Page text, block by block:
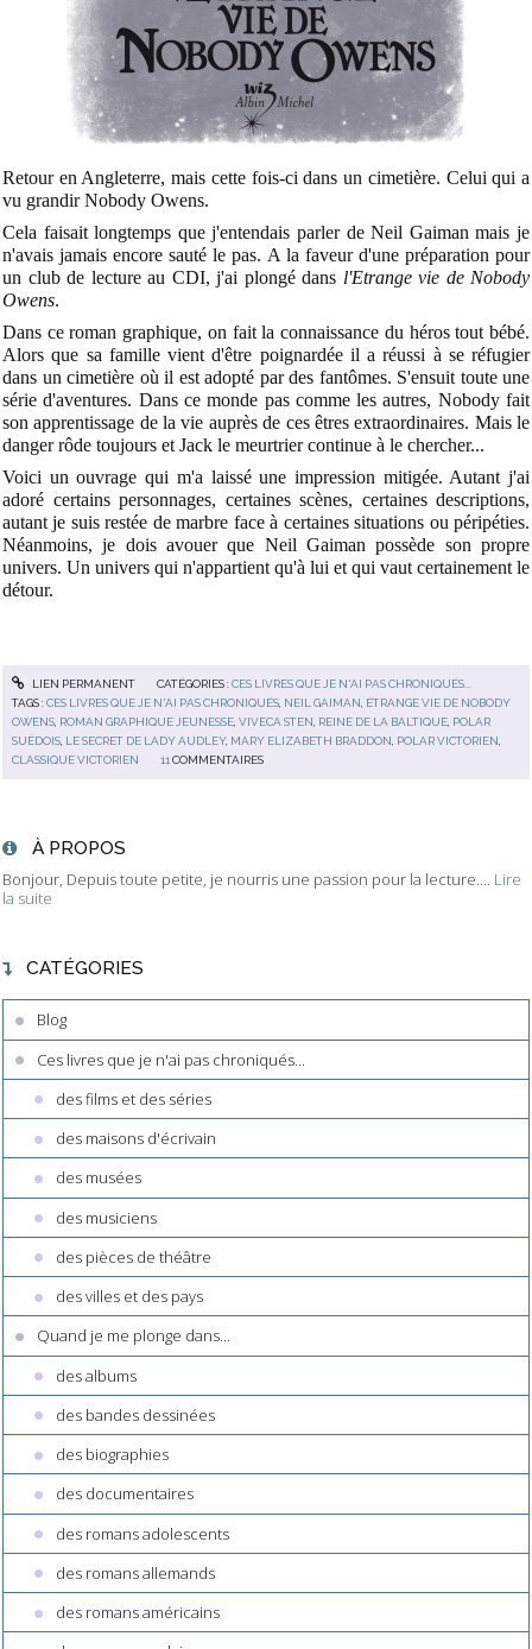
Retour en Angleterre, mais cette fois-ci dans un cimetière. Celui qui a
vu grandir Nobody Owens.
Cela faisait longtemps que j'entendais parler de Neil Gaiman mais je
n'avais jamais encore sauté le pas. A la faveur d'une préparation pour
un club de lecture au CDI, j'ai plongé dans l'Etrange vie de Nobody
Owens.
Dans ce roman graphique, on fait la connaissance du héros tout bébé.
Alors que sa famille vient d'être poignardée il a réussi à se réfugier
dans un cimetière où il est adopté par des fantômes. S'ensuit toute une
série d'aventures. Dans ce monde pas comme les autres, Nobody fait
son apprentissage de la vie auprès de ces êtres extraordinaires. Mais le
danger rôde toujours et Jack le meurtrier continue à le chercher...
Voici un ouvrage qui m'a laissé une impression mitigée. Autant j'ai
adoré certains personnages, certaines scènes, certaines descriptions,
autant je suis restée de marbre face à certaines situations ou péripéties.
Néanmoins, je dois avouer que Neil Gaiman possède son propre
univers. Un univers qui n'appartient qu'à lui et qui vaut certainement le
détour.
LIEN PERMANENT CATÉGORIES :CES LIVRES QUE JE N'AI PAS CHRONIQUÉS...
TAGS :CES LIVRES QUE JE N'AI PAS CHRONIQUÉS NEIL GAIMAN ÉTRANGE VIE DE NOBODY
OWENS ROMAN GRAPHIQUE JEUNESSE ,VIVECA STEN REINE DE LA BALTIQUE POLAR
SUÉDOIS LE SECRET DE LADY AUDLEY, MARY ELIZABETH BRADDON POLAR VICTORIEN
CLASSIQUE VICTORIEN
11 COMMENTAIRES
À PROPOS
Bonjour, Depuis toute petite, je nourris une passion pour la lecture.... Lire
la suite
CATÉGORIES
Blog
Ces livres que je n'ai pas chroniqués...
des films et des séries
des maisons d'écrivain
des musées
des musiciens
des pièces de théâtre
des villes et des pays
Quand je me plonge dans...
des albums
des bandes dessinées
des biographies
des documentaires
des romans adolescents
des romans allemands
des romans américains